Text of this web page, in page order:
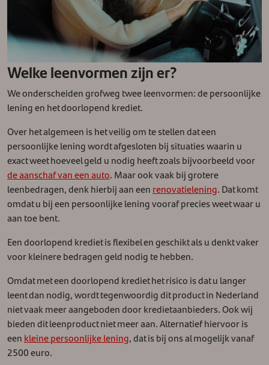
Welke leenvormen zijn er?
We onderscheiden grofweg twee leenvormen: de persoonlijke
lening en het doorlopend krediet.
Over het algemeen is het veilig om te stellen dat een
persoonlijke lening wordt afgesloten bij situaties waarin u
exact weet hoeveel geld u nodig heeft zoals bijvoorbeeld voor
de aanschaf van een auto. Maar ook vaak bij grotere
leenbedragen, denk hierbij aan een renovatielening. Dat komt
omdat u bij een persoonlijke lening vooraf precies weet waar u
aan toe bent.
Een doorlopend krediet is flexibel en geschikt als u denkt vaker
voor kleinere bedragen geld nodig te hebben.
Omdat met een doorlopend krediet het risico is dat u langer
leent dan nodig, wordt tegenwoordig dit product in Nederland
niet vaak meer aangeboden door kredietaanbieders. Ook wij
bieden dit leenproduct niet meer aan. Alternatief hiervoor is
een kleine persoonlijke lening, dat is bij ons al mogelijk vanaf
2500 euro.